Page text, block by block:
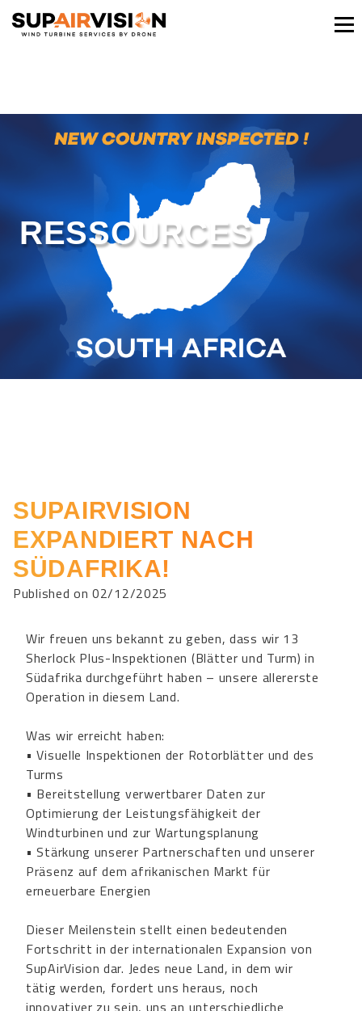
RESSOURCES
SUPAIRVISION
EXPANDIERT NACH
SÜDAFRIKA!
Published on 02/12/2025
Wir freuen uns bekannt zu geben, dass wir 13
Sherlock Plus-Inspektionen (Blätter und Turm) in
Südafrika durchgeführt haben – unsere allererste
Operation in diesem Land.
Was wir erreicht haben:
• Visuelle Inspektionen der Rotorblätter und des
Turms
• Bereitstellung verwertbarer Daten zur
Optimierung der Leistungsfähigkeit der
Windturbinen und zur Wartungsplanung
• Stärkung unserer Partnerschaften und unserer
Präsenz auf dem afrikanischen Markt für
erneuerbare Energien
Dieser Meilenstein stellt einen bedeutenden
Fortschritt in der internationalen Expansion von
SupAirVision dar. Jedes neue Land, in dem wir
tätig werden, fordert uns heraus, noch
innovativer zu sein, uns an unterschiedliche